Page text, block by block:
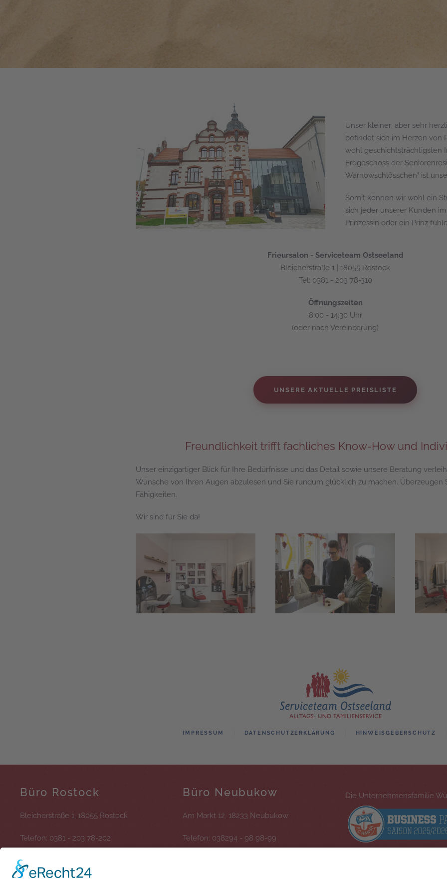
Unser kleiner; aber sehr
befindet sich im Herzen von
wohl geschichtsträchtigsten
Erdgeschoss der
Warnowschlösschen" ist
Somit können wir wohl ein
sich jeder unserer Kunden
Prinzessin oder ein Prinz
Frieursalon - Serviceteam Ostseeland
Bleicherstraße 1 | 18055 Rostock
Tel: 0381 - 203 78-310
Öffnungszeiten
8:00 - 14:30 Uhr
(oder nach Vereinbarung)
UNSERE AKTUELLE PREISLISTE
Freundlichkeit trifft fachliches Know-How und
Unser einzigartiger Blick für Ihre Bedürfnisse und das Detail sowie unsere Beratung
Wünsche von Ihren Augen abzulesen und Sie rundum glücklich zu machen. Überzeugen
Fähigkeiten.
Wir sind für Sie da!
IMPRESSUM DATENSCHUTZERKLÄRUNG HINWEISGEBERSCHUTZ
Büro Rostock
Bleicherstraße 1, 18055 Rostock
Telefon: 0381 - 203 78-202
E-Mail:
Büro Neubukow
Am Markt 12, 18233 Neubukow
Telefon: 038294 - 98 98-99
Die Unternehmensfamilie